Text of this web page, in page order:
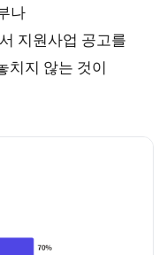
나
지원사업 공고를
치지 않는 것이